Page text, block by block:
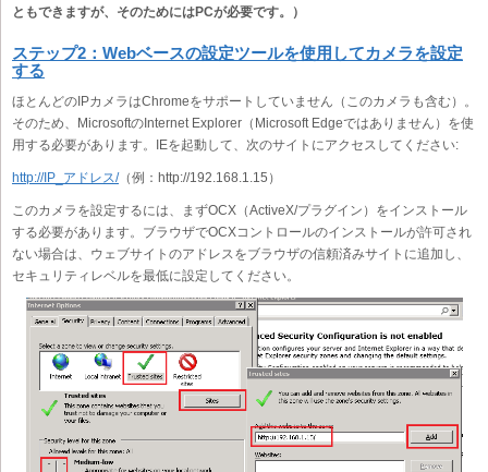
ともできますが、そのためにはPCが必要です。）
ステップ2：Webベースの設定ツールを使用してカメラを設定
する
ほとんどのIPカメラはChromeをサポートしていません（このカメラも含む）。
そのため、MicrosoftのInternet Explorer（Microsoft Edgeではありません）を使
用する必要があります。IEを起動して、次のサイトにアクセスしてください:
http://IP_アドレス/（例：http://192.168.1.15）
このカメラを設定するには、まずOCX（ActiveX/プラグイン）をインストール
する必要があります。ブラウザでOCXコントロールのインストールが許可され
ない場合は、ウェブサイトのアドレスをブラウザの信頼済みサイトに追加し、
セキュリティレベルを最低に設定してください。